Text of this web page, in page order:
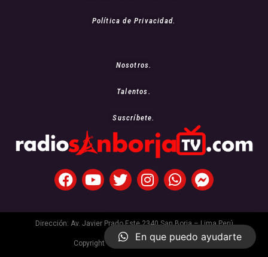
Política de Privacidad.
Nosotros.
Talentos.
Suscríbete.
Dirección: Av. Javier Prado Este 2340 San Borja – Lima Perú
Copyright © 2021 Radio San Borja Tv
En que puedo ayudarte